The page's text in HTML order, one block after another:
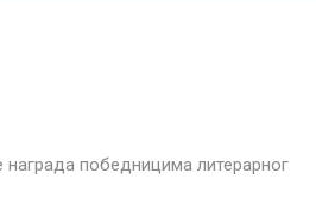
победницима литерарног